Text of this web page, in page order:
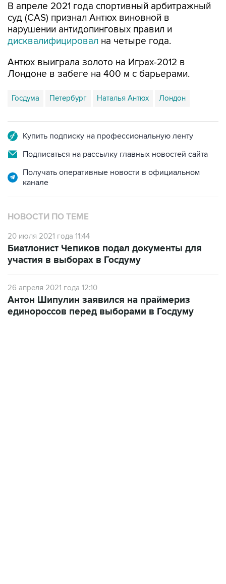
В апреле 2021 года спортивный арбитражный
суд (CAS) признал Антюх виновной в
нарушении антидопинговых правил и
дисквалифицировал на четыре года.
Антюх выиграла золото на Играх-2012 в
Лондоне в забеге на 400 м с барьерами.
Госдума Петербург Наталья Антюх Лондон
Купить подписку на профессиональную ленту
Подписаться на рассылку главных новостей сайта
Получать оперативные новости в официальном
канале
НОВОСТИ ПО ТЕМЕ
20 июля 2021 года 11:44
Биатлонист Чепиков подал документы для
участия в выборах в Госдуму
26 апреля 2021 года 12:10
Антон Шипулин заявился на праймериз
единороссов перед выборами в Госдуму